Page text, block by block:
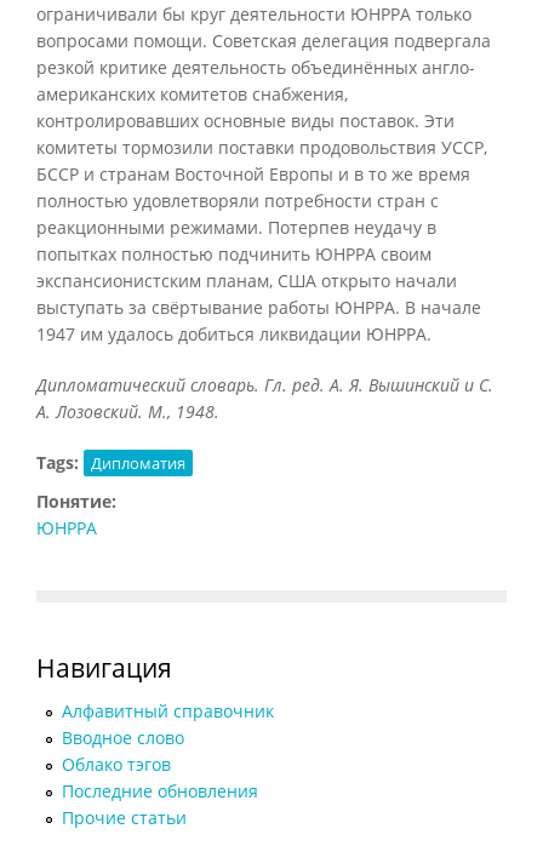
ограничивали бы круг деятельности ЮНРРА только
вопросами помощи. Советская делегация подвергала
резкой критике деятельность объединённых англо-
американских комитетов снабжения,
контролировавших основные виды поставок. Эти
комитеты тормозили поставки продовольствия УССР,
БССР и странам Восточной Европы и в то же время
полностью удовлетворяли потребности стран с
реакционными режимами. Потерпев неудачу в
попытках полностью подчинить ЮНРРА своим
экспансионистским планам, США открыто начали
выступать за свёртывание работы ЮНРРА. В начале
1947 им удалось добиться ликвидации ЮНРРА.
Дипломатический словарь. Гл. ред. А. Я. Вышинский и С.
А. Лозовский. М., 1948.
Tags: Дипломатия
Понятие:
ЮНРРА
Навигация
Алфавитный справочник
Вводное слово
Облако тэгов
Последние обновления
Прочие статьи